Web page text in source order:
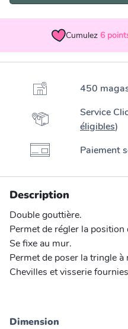
Cumulez 6
450
Service
éligibles)
Paiement
Description
Double gouttière.
Permet de régler la
Se fixe au mur.
Permet de poser la tringle à
Chevilles et visserie
Dimension